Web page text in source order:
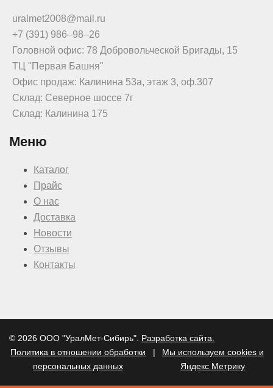
uralmet2008@mail.ru
+7 (391) 986‒98‒26
Головной офис: 78 Добровольческой Бригады, 15
ТЦ "Первая Башня"
Офис продаж: Калинина 53а, этаж 3, оф.307
Склад: Северное шоссе 7г
Склад: Калинина 175
Меню
Каталог
Прайс
О нас
Доставка
Новости
Отзывы
Контакты
© 2026 ООО "УралМет-Сибирь". Разработка сайта.
Политика в отношении обработки
персональных данных
|
Мы используем cookies и
Яндекс Метрику